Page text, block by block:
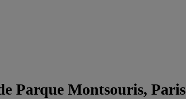
Parque Montsouris, Paris